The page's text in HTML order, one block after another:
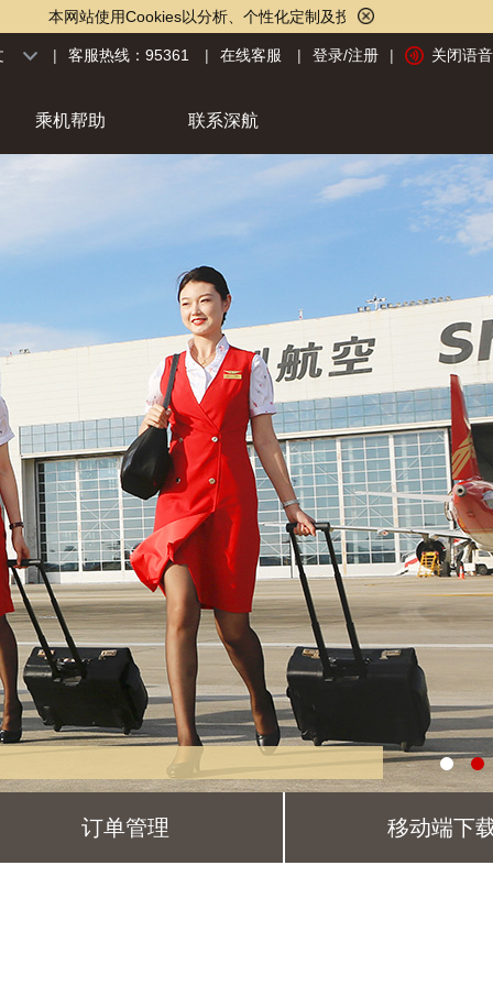
用Cookies以分析、个性化定制及投放广告。点击 【Cookies声明】
| 客服热线：95361 | 在线客服 | 登录/注册 | 关闭语音
乘机帮助 联系深航
订单管理 移动端下